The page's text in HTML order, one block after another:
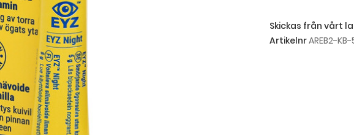
Skickas från vårt
ArtikelnrAREB2-KB-